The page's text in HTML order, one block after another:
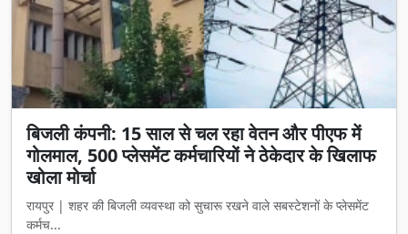
बिजली कंपनी: 15 साल से चल रहा वेतन और पीएफ में
गोलमाल, 500 प्लेसमेंट कर्मचारियों ने ठेकेदार के खिलाफ
खोला मोर्चा
रायपुर | शहर की बिजली व्यवस्था को सुचारू रखने वाले सबस्टेशनों के प्लेसमेंट
कर्मच...